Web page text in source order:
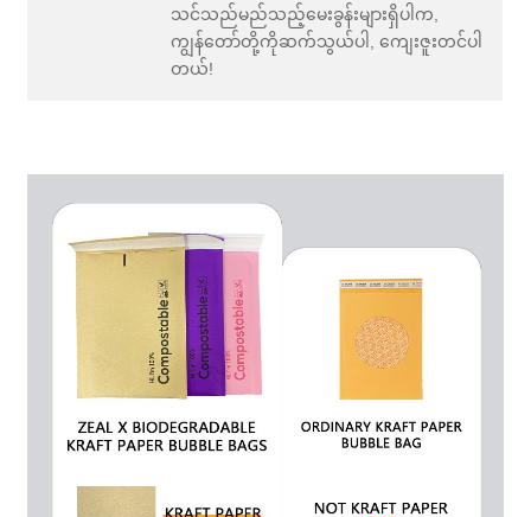
သင်သည်မည်သည့်မေးခွန်းများရှိပါက,
ကျွန်တော်တို့ကိုဆက်သွယ်ပါ, ကျေးဇူးတင်ပါ
တယ်!